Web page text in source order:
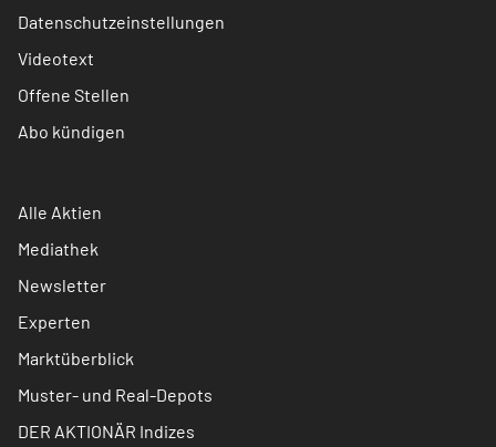
Datenschutzeinstellungen
Videotext
Offene Stellen
Abo kündigen
Alle Aktien
Mediathek
Newsletter
Experten
Marktüberblick
Muster- und Real-Depots
DER AKTIONÄR Indizes